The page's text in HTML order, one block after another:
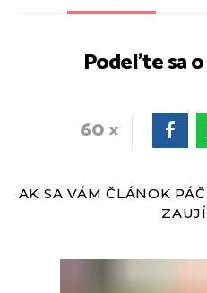
Podeľte sa
60
AK SA VÁM ČLÁNOK